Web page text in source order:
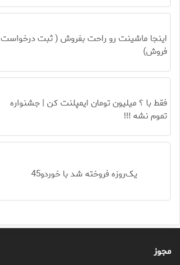
اینجا ماشینت رو راحت بفروش ( ثبت درخواست
فروش)
فقط با ؟ میلیون تومان ایمپلنت کن | جشنواره
تموم نشه !!!
یک‌روزه فروخته شد با خوردو45
مجوز